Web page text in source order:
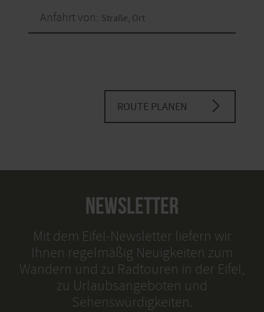
Anfahrt von:
ROUTE PLANEN
NEWSLETTER
Mit dem Eifel-Newsletter liefern wir
Ihnen regelmäßig Neuigkeiten zum
Wandern und zu Radtouren in der Eifel,
zu Urlaubsangeboten und
Sehenswürdigkeiten.